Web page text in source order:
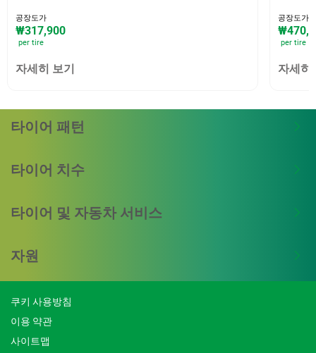
공장도가
₩317,900
per tire
자세히 보기
공장도가
per tire
자세히
타이어 패턴
타이어 치수
타이어 및 자동차 서비스
자원
쿠키 사용방침
이용 약관
사이트맵